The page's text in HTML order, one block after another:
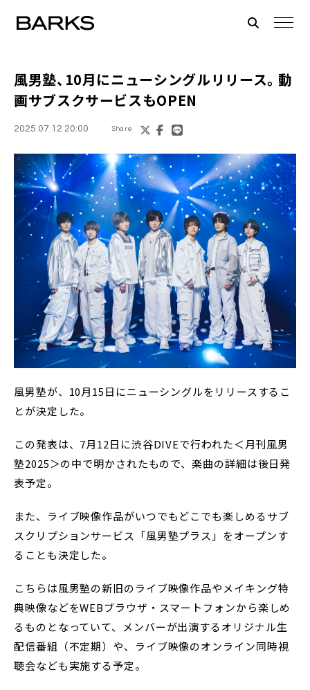
風男塾、10月にニューシングルリリース。動
画サブスクサービスもOPEN
2025.07.12 20:00 Share
風男塾が、10月15日にニューシングルをリリースするこ
とが決定した。
この発表は、7月12日に渋谷DIVEで行われた＜月刊風男
塾2025＞の中で明かされたもので、楽曲の詳細は後日発
表予定。
また、ライブ映像作品がいつでもどこでも楽しめるサブ
スクリプションサービス「風男塾プラス」をオープンす
ることも決定した。
こちらは風男塾の新旧のライブ映像作品やメイキング特
典映像などをWEBブラウザ・スマートフォンから楽しめ
るものとなっていて、メンバーが出演するオリジナル生
配信番組（不定期）や、ライブ映像のオンライン同時視
聴会なども実施する予定。